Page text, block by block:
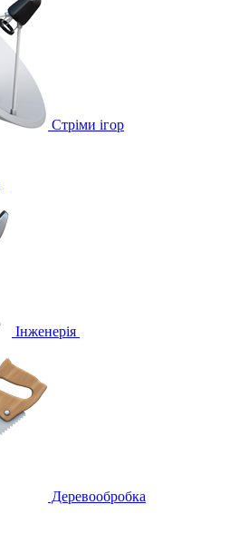
Стріми ігор
Інженерія
Деревообробка